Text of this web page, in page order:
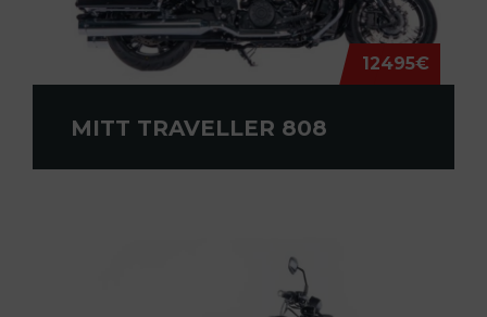
12495€
MITT TRAVELLER 808